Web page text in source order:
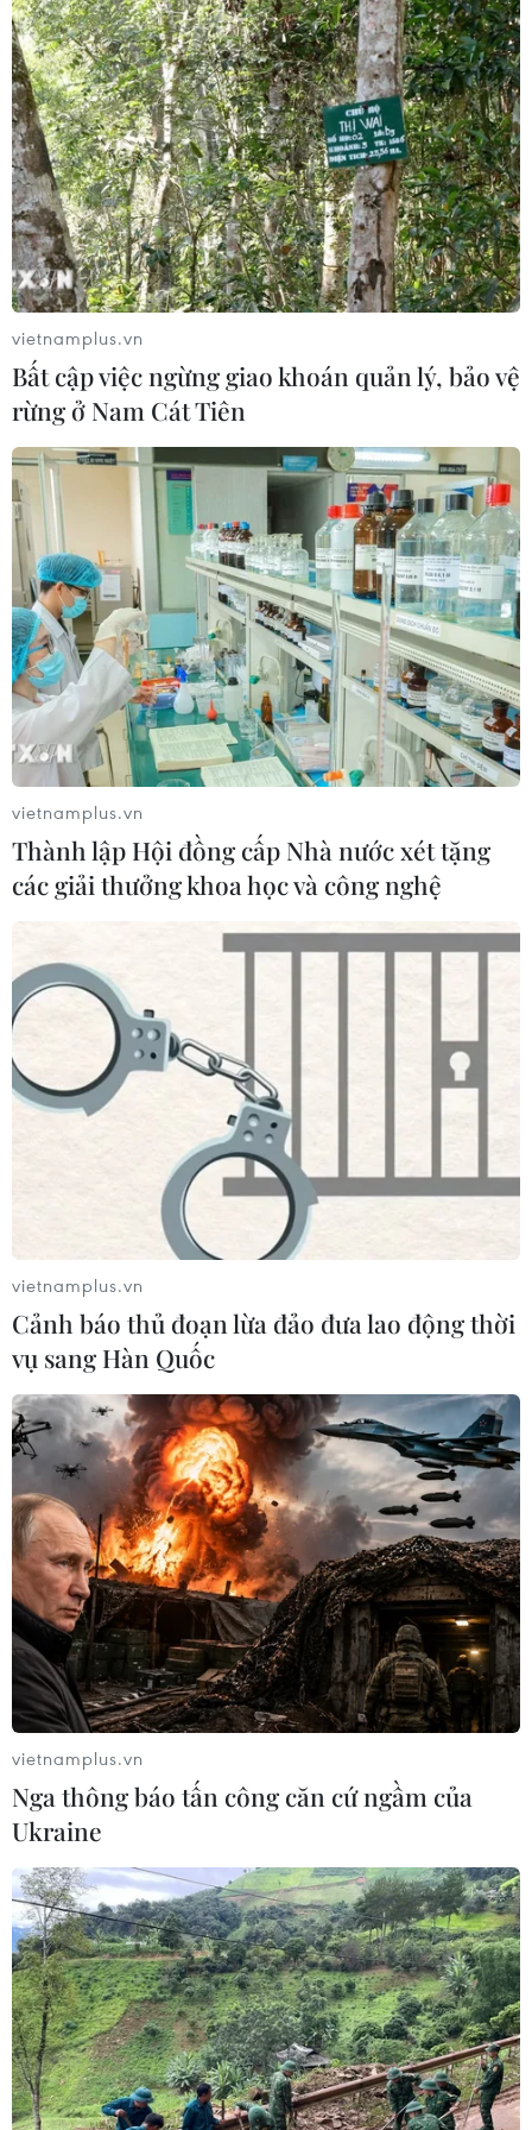
vietnamplus.vn
Bất cập việc ngừng giao khoán quản lý, bảo vệ
rừng ở Nam Cát Tiên
vietnamplus.vn
Thành lập Hội đồng cấp Nhà nước xét tặng
các giải thưởng khoa học và công nghệ
vietnamplus.vn
Cảnh báo thủ đoạn lừa đảo đưa lao động thời
vụ sang Hàn Quốc
vietnamplus.vn
Nga thông báo tấn công căn cứ ngầm của
Ukraine